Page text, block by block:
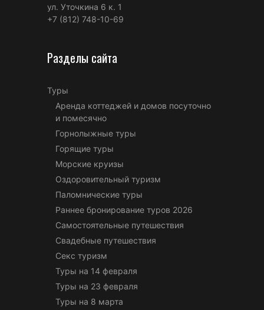
ул. Уточкина 6 к. 1
+7 (812) 748-10-69
Разделы сайта
Туры
Аренда коттеджей и домов посуточно
и помесячно
Горнолыжные туры
Горящие туры
Морские круизы
Оздоровительный туризм
Паломнические туры
Раннее бронирование туров 2026
Самостоятельные путешествия
Свадебные путешествия
Секс туризм
Туры на 14 февраля
Туры на 23 февраля
Туры на 8 марта